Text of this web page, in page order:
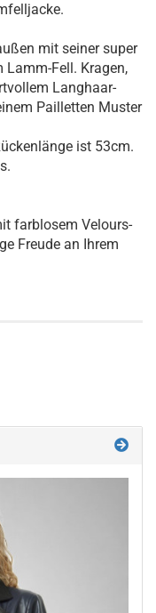
mit seiner super
Lamm-Fell. Kragen,
Langhaar-
Pailletten Muster
ist 53cm.
farblosem Velours-
Freude an Ihrem